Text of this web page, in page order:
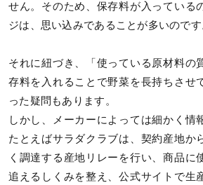
せん。そのため、保存料が入っている
ジは、思い込みであることが多いのです
それに紐づき、「使っている原材料の
存料を入れることで野菜を長持ちさせ
った疑問もあります。
しかし、メーカーによっては細かく情
たとえばサラダクラブは、契約産地か
く調達する産地リレーを行い、商品に
追えるしくみを整え、公式サイトで生